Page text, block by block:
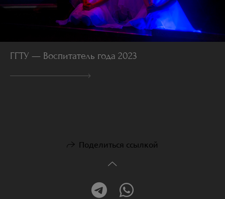
ГГТУ — Воспитатель года 2023
Поделиться ссылкой